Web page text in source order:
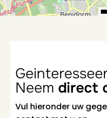
Neem direct
Vul hieronder uw